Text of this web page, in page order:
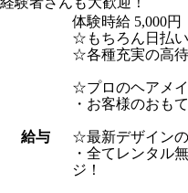
給与
体験時給 5,000円
☆もちろん日払
☆各種充実の高
☆プロのヘアメ
・お客様のおも
☆最新デザイン
・全てレンタル
ジ！